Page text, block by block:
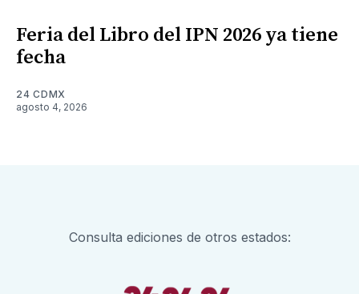
Feria del Libro del IPN 2026 ya tiene
fecha
24 CDMX
agosto 4, 2026
Consulta ediciones de otros estados: